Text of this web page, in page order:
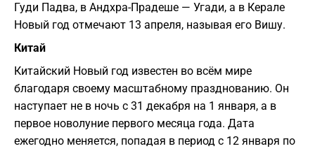
Гуди Падва, в Андхра-Прадеше — Угади, а в Керале
Новый год отмечают 13 апреля, называя его Вишу.
Китай
Китайский Новый год известен во всём мире
благодаря своему масштабному празднованию. Он
наступает не в ночь с 31 декабря на 1 января, а в
первое новолуние первого месяца года. Дата
ежегодно меняется, попадая в период с 12 января по